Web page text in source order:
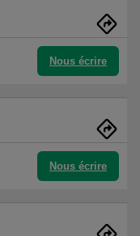
Nous écrire
Nous écrire